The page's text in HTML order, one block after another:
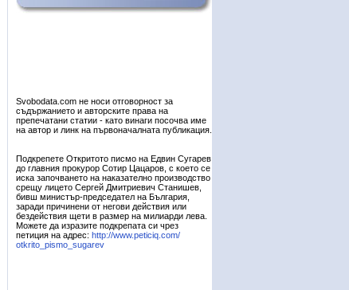
Svobodata.com не носи отговорност за
съдържанието и авторските права на
препечатани статии - като винаги посочва име
на автор и линк на първоначалната публикация.
Подкрепете Откритото писмо на Едвин Сугарев
до главния прокурор Сотир Цацаров, с което се
иска започването на наказателно производство
срещу лицето Сергей Дмитриевич Станишев,
бивш министър-председател на България,
заради причинени от негови действия или
бездействия щети в размер на милиарди лева.
Можете да изразите подкрепата си чрез
петиция на адрес: http://www.peticiq.com/
otkrito_pismo_sugarev